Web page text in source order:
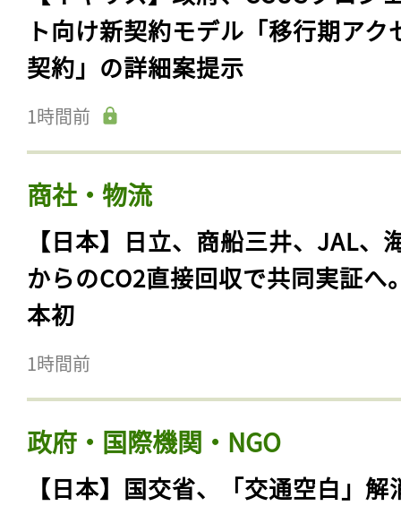
ト向け新契約モデル「移行期アク
契約」の詳細案提示
1時間前
商社・物流
【日本】日立、商船三井、JAL、
からのCO2直接回収で共同実証へ
本初
1時間前
政府・国際機関・NGO
【日本】国交省、「交通空白」解